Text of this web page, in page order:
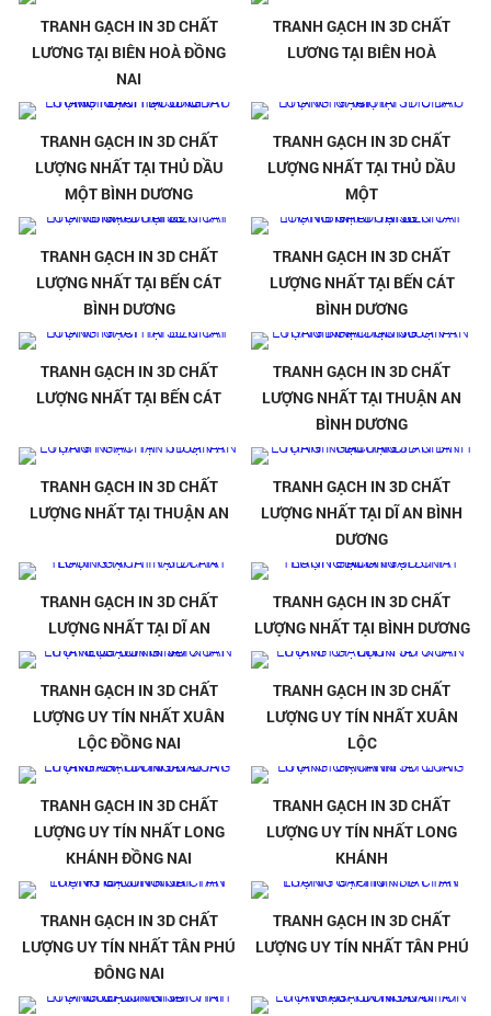
TRANH GẠCH IN 3D CHẤT
LƯƠNG TẠI BIÊN HOÀ ĐỒNG
NAI
TRANH GẠCH IN 3D CHẤT
LƯƠNG TẠI BIÊN HOÀ
TRANH GẠCH IN 3D CHẤT
LƯỢNG NHẤT TẠI THỦ DẦU
MỘT BÌNH DƯƠNG
TRANH GẠCH IN 3D CHẤT
LƯỢNG NHẤT TẠI THỦ DẦU
MỘT
TRANH GẠCH IN 3D CHẤT
LƯỢNG NHẤT TẠI BẾN CÁT
BÌNH DƯƠNG
TRANH GẠCH IN 3D CHẤT
LƯỢNG NHẤT TẠI BẾN CÁT
BÌNH DƯƠNG
TRANH GẠCH IN 3D CHẤT
LƯỢNG NHẤT TẠI BẾN CÁT
TRANH GẠCH IN 3D CHẤT
LƯỢNG NHẤT TẠI THUẬN AN
BÌNH DƯƠNG
TRANH GẠCH IN 3D CHẤT
LƯỢNG NHẤT TẠI THUẬN AN
TRANH GẠCH IN 3D CHẤT
LƯỢNG NHẤT TẠI DĨ AN BÌNH
DƯƠNG
TRANH GẠCH IN 3D CHẤT
LƯỢNG NHẤT TẠI DĨ AN
TRANH GẠCH IN 3D CHẤT
LƯỢNG NHẤT TẠI BÌNH DƯƠNG
TRANH GẠCH IN 3D CHẤT
LƯỢNG UY TÍN NHẤT XUÂN
LỘC ĐỒNG NAI
TRANH GẠCH IN 3D CHẤT
LƯỢNG UY TÍN NHẤT XUÂN
LỘC
TRANH GẠCH IN 3D CHẤT
LƯỢNG UY TÍN NHẤT LONG
KHÁNH ĐỒNG NAI
TRANH GẠCH IN 3D CHẤT
LƯỢNG UY TÍN NHẤT LONG
KHÁNH
TRANH GẠCH IN 3D CHẤT
LƯỢNG UY TÍN NHẤT TÂN PHÚ
ĐÔNG NAI
TRANH GẠCH IN 3D CHẤT
LƯỢNG UY TÍN NHẤT TÂN PHÚ